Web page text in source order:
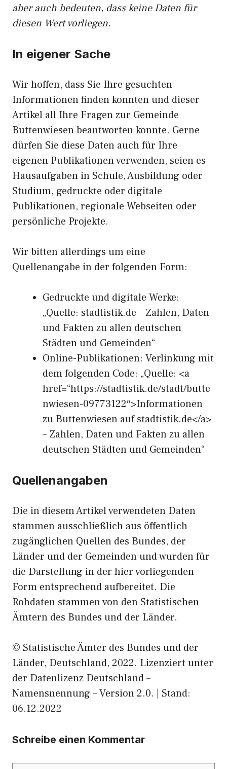
aber auch bedeuten, dass keine Daten für
diesen Wert vorliegen.
In eigener Sache
Wir hoffen, dass Sie Ihre gesuchten
Informationen finden konnten und dieser
Artikel all Ihre Fragen zur Gemeinde
Buttenwiesen beantworten konnte. Gerne
dürfen Sie diese Daten auch für Ihre
eigenen Publikationen verwenden, seien es
Hausaufgaben in Schule, Ausbildung oder
Studium, gedruckte oder digitale
Publikationen, regionale Webseiten oder
persönliche Projekte.
Wir bitten allerdings um eine
Quellenangabe in der folgenden Form:
Gedruckte und digitale Werke:
„Quelle: stadtistik.de – Zahlen, Daten
und Fakten zu allen deutschen
Städten und Gemeinden“
Online-Publikationen: Verlinkung mit
dem folgenden Code: „Quelle: <a
href=“https://stadtistik.de/stadt/butte
nwiesen-09773122″>Informationen
zu Buttenwiesen auf stadtistik.de</a>
– Zahlen, Daten und Fakten zu allen
deutschen Städten und Gemeinden“
Quellenangaben
Die in diesem Artikel verwendeten Daten
stammen ausschließlich aus öffentlich
zugänglichen Quellen des Bundes, der
Länder und der Gemeinden und wurden für
die Darstellung in der hier vorliegenden
Form entsprechend aufbereitet. Die
Rohdaten stammen von den Statistischen
Ämtern des Bundes und der Länder.
© Statistische Ämter des Bundes und der
Länder, Deutschland, 2022. Lizenziert unter
der Datenlizenz Deutschland –
Namensnennung – Version 2.0. | Stand:
06.12.2022
Schreibe einen Kommentar